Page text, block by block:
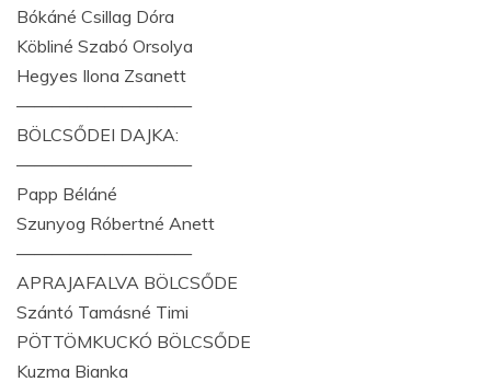
Bókáné Csillag Dóra
Köbliné Szabó Orsolya
Hegyes Ilona Zsanett
——————————
BÖLCSŐDEI DAJKA:
——————————
Papp Béláné
Szunyog Róbertné Anett
——————————
APRAJAFALVA BÖLCSŐDE
Szántó Tamásné Timi
PÖTTÖMKUCKÓ BÖLCSŐDE
Kuzma Bianka